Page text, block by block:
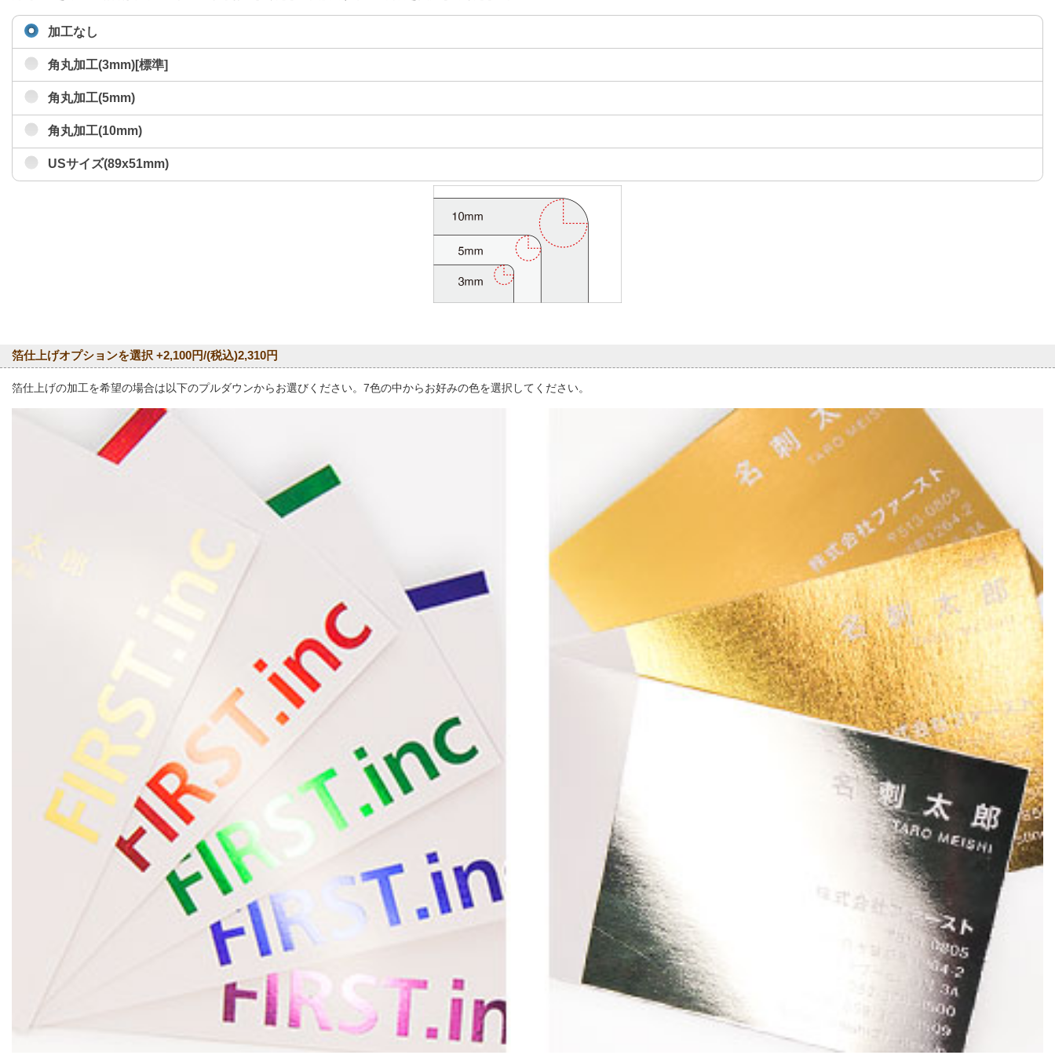
加工なし
角丸加工(3mm)[標準]
角丸加工(5mm)
角丸加工(10mm)
USサイズ(89x51mm)
箔仕上げオプションを選択 +2,100円/(税込)2,310円
箔仕上げの加工を希望の場合は以下のプルダウンからお選びください。7色の中からお好みの色を選択してください。